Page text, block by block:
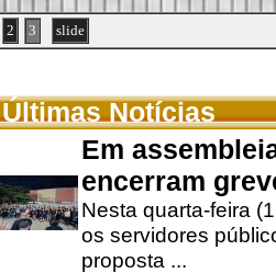
2 3 slide
Notícias
Em
encerram
Nesta quarta-feira
os servidores
proposta ...